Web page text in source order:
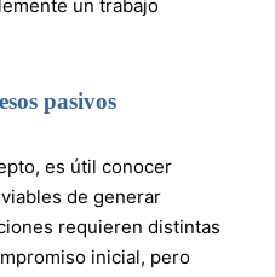
un trabajo
pasivos
es útil conocer
de generar
requieren distintas
inicial, pero